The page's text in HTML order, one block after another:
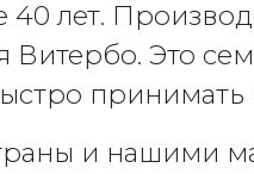
лет.
Это
и нашими